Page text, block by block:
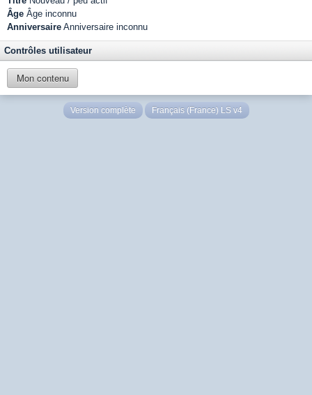
Âge Âge inconnu
Anniversaire Anniversaire inconnu
Contrôles utilisateur
Mon contenu
Version complète Français (France) LS v4